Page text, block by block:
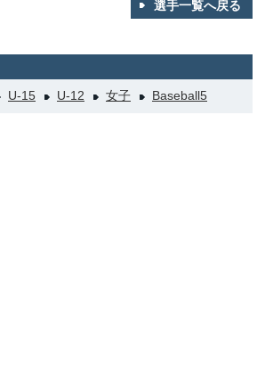
選手一覧へ戻る
U-15 U-12 女子 Baseball5